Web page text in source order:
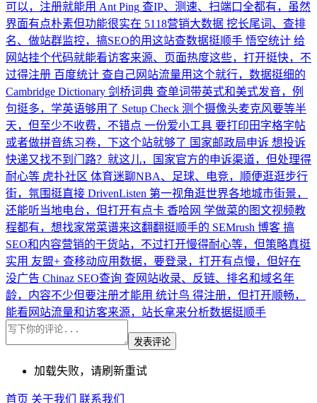
可以，注册就能用 Ant Ping 查IP、测速、扫端口全都有，虽然
界面有点朴素但功能很实在 5118营销大数据 挖长尾词、查排
名、做站群监控，搞SEO的用这站查数据挺顺手 悟空统计 给
网站挂个代码就能看访客来源、页面热度这些，打开挺快，不
过得注册 百度统计 查自己网站流量用这个就行，数据挺细的
Cambridge Dictionary 剑桥词典 查单词带英式和美式发音，例
句挺多，学英语够用了 Setup Check 测个摄像头麦克风要等半
天，但至少不收费，不错点 一份爱小工具 要打印田字格字帖
或者做拼音练习卷，下这个站就够了 国家邮政局申诉 想投诉
快递又找不到门路？就这儿，国家官方的申诉渠道，但处理得
耐心等 虎扑社区 体育迷聊NBA、足球、电竞，顺便逛逛步行
街，氛围挺直接 DrivenListen 第一视角逛世界各地城市街景，
还能听当地电台，但打开有点卡 香哈网 学做菜的图文视频教
程都有，想找家常菜谱来这翻翻挺顺手的 SEMrush 博客 搞
SEO和内容营销的干货站，不过打开慢得耐心等，但策略真挺
实用 友盟+ 查移动应用数据，要登录，打开有点慢，但好在
没广告 Chinaz SEO查询 查网站收录、反链、排名和域名年
龄，内容不少但要注册才能用 统计鸟 得注册，但打开顺畅，
能看网站流量和访客来源，站长拿来分析数据挺顺手
发表评论
加载失败，请刷新重试
首页 关于我们 联系我们